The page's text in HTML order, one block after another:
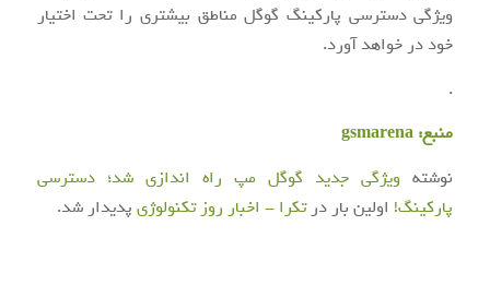
ویژگی دسترسی پارکینگ گوگل مناطق بیشتری را تحت اختیار
خود در خواهد آورد.
.
منبع: gsmarena
نوشته ویژگی جدید گوگل مپ راه اندازی شد؛ دسترسی
پارکینگ! اولین بار درتکرا - اخبار روز تکنولوژیپدیدار شد.